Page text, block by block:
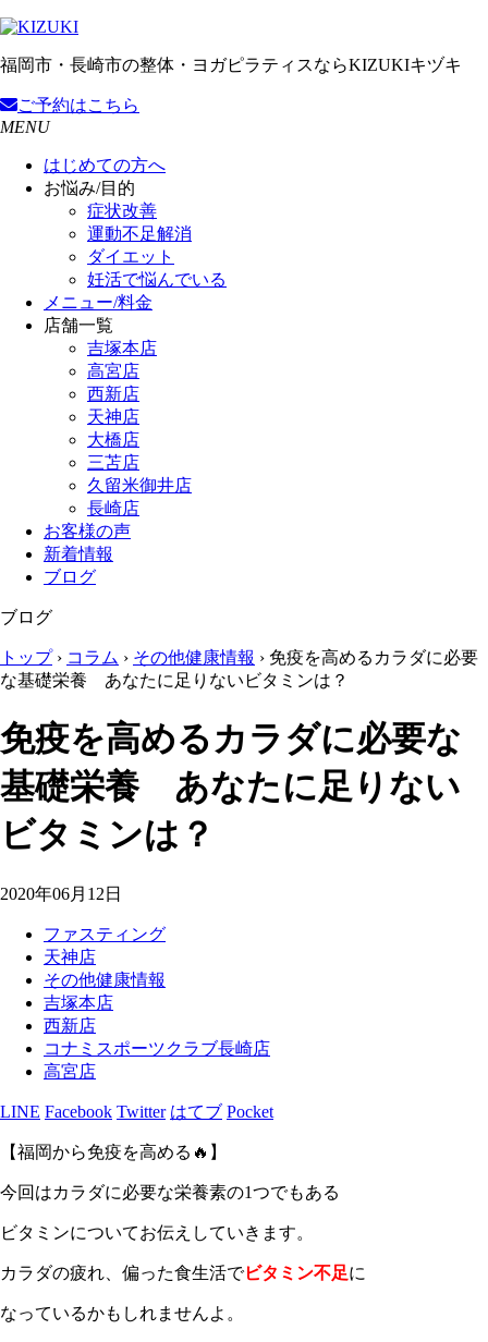
福岡市・長崎市の整体・ヨガピラティスならKIZUKIキヅキ
ご予約はこちら
MENU
はじめての方へ
お悩み/目的
症状改善
運動不足解消
ダイエット
妊活で悩んでいる
メニュー/料金
店舗一覧
吉塚本店
高宮店
西新店
天神店
大橋店
三苫店
久留米御井店
長崎店
お客様の声
新着情報
ブログ
ブログ
トップ› コラム › その他健康情報 › 免疫を高めるカラダに必要
な基礎栄養 あなたに足りないビタミンは？
免疫を高めるカラダに必要な
基礎栄養 あなたに足りない
ビタミンは？
2020年06月12日
ファスティング
天神店
その他健康情報
吉塚本店
西新店
コナミスポーツクラブ長崎店
高宮店
LINE Facebook Twitter はてブ Pocket
【福岡から免疫を高める🔥】
今回はカラダに必要な栄養素の1つでもある
ビタミンについてお伝えしていきます。
カラダの疲れ、偏った食生活でビタミン不足に
なっているかもしれませんよ。